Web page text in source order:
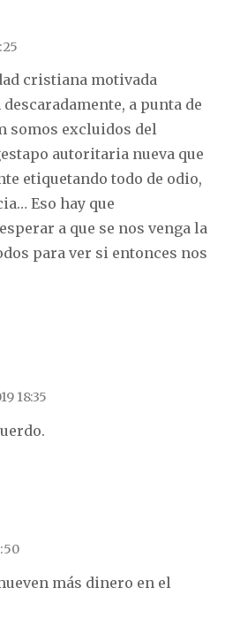
cristiana motivada
a punta de
somos excluidos del
autoritaria nueva que
etiquetando todo de odio,
Eso hay que
a que se nos venga la
para ver si entonces nos
18:35
más dinero en el